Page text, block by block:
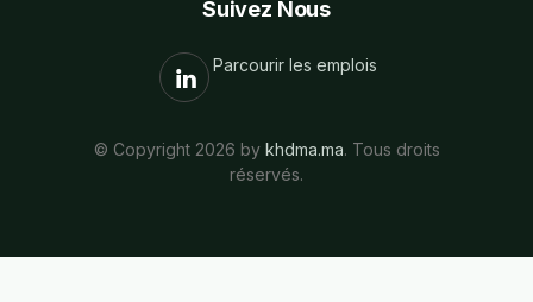
Suivez Nous
Parcourir les emplois
© Copyright 2026 by khdma.ma. Tous droits
réservés.